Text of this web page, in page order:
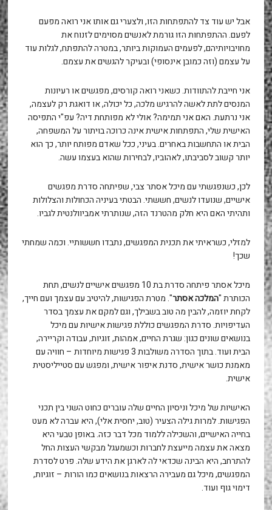
אבל יש עוד צד להתפתחות הזו, ולצערי גם אותו אני רואה מפעם
לפעם. ההתפתחות הזו גורמת לאנשים מסוימים לזנוח את
מחויבויותיהם, לפעמים העמוקות ביותר, במטרה להתפתח, לגלות עוד
על עצמם (וזה כמובן אינסופי) ובעיקר להגשים את עצמם.
אני חייבת להתוודות. כשאני רואה קורסים, מפגשים או רעיונות
המנסים לתת לאשה להרגיש מלכה, כל יכולה, או דואגת רק לעצמה,
אני נרתעת. האם אני תמימה? אולי לא מפותחת דיה? עפ"י התפיסה
האישית שלי, התפתחות אישית אינה כרוכה בויתור על המשפחה,
הבית או התחשבות באחרים. בעיני, ככל שאדם מפותח יותר, כך הוא
יותר קשוב לסביבתו, לאהוביו, לבחירות שהוא בעצמו עשה.
לכן, כשנפגשתי עם מיכל אסתר צבי, שפיתחה סדרת מפגשים
אישיים, שנועדו לנשים, חששתי. הבטתי בעיניה הכחולות והצלולות
ותהיתי האם היא חלק מהטרנד הזה, שנותרתי אמביוולנטית לגביו.
למזלי, כשראיתי את תכנית המפגשים, נתבדו חששותיי. וכמה שמחתי
שכך!
מיכל אסתר פיתחה סדרת בת 10 מפגשים אישיים לנשים, תחת
הכותרת "המלכה אסתר". מטרת הפגישות, להיטיב עם עצמך ועם חייך,
לקחת יוזמה, להבין מה טוב בשבילך, וגם למקם את עצמך בסדר
העדיפויות. סדרת המפגשים כוללת פגישות אישיות עם מיכל
בנושאים שונים כגון: שגרת החיים, אמהות, זוגיות, עבודה וקריירה,
הבית ועוד. בתוך הסדרה משולבות 3 פגישות מיוחדות – חוויה עם
מאמנת כושר אישית, סדנת איפור אישית, ומפגש עם סטייליסטית
אישית.
האישיות של מיכל וניסיון החיים שלה עוברים כחוט השני בין תכני
הפגישות. למרות גילה הצעיר (טוב, יחסית אלי), היא עברה לא מעט
בחייה האישיים, והשכילה ללמוד מכל דבר כזה. באופן טבעי היא
מצאה את עצמה מייעצת לחברות וכשמעגל מבקשי העצות החל
להתרחב, היא הבינה שכדאי לה לארגן את הידע שלה. פרט לסדרת
המפגשים, מיכל גם מעבירה הרצאות בנושאים כמו הורות – זוגיות,
דימוי גוף ועוד.